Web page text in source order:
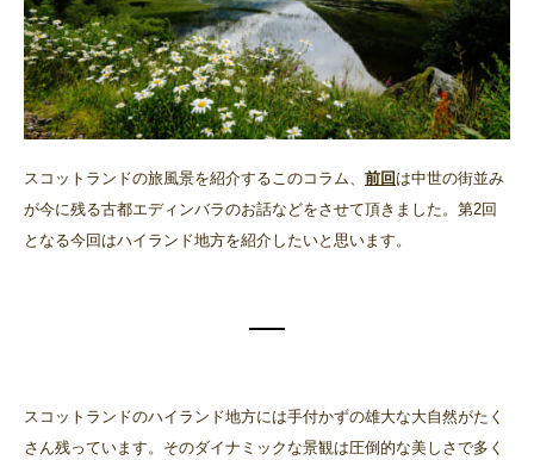
スコットランドの旅風景を紹介するこのコラム、 前回 は中世の街並み
が今に残る古都エディンバラのお話などをさせて頂きました。第2回
となる今回はハイランド地方を紹介したいと思います。
スコットランドのハイランド地方には手付かずの雄大な大自然がたく
さん残っています。そのダイナミックな景観は圧倒的な美しさで多く